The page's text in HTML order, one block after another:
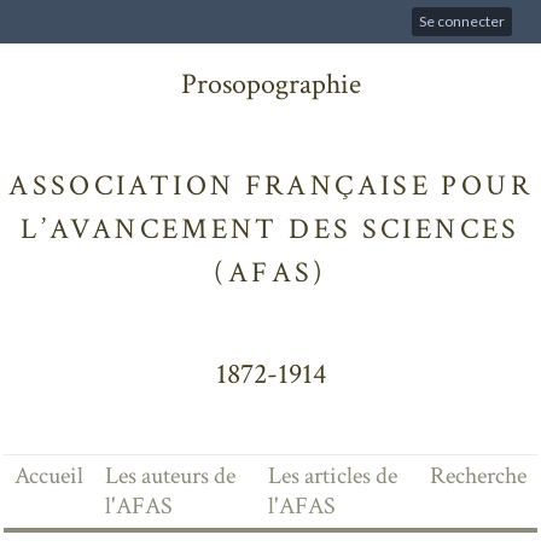
Se connecter
Prosopographie
ASSOCIATION FRANÇAISE POUR
L’AVANCEMENT DES SCIENCES
(AFAS)
1872-1914
Accueil
Les auteurs de
l'AFAS
Les articles de
l'AFAS
Recherche